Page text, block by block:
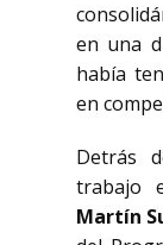
en una
había
en
Detrás
trabajo
Martín